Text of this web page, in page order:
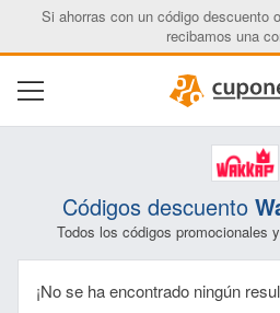
Si ahorras con un código descuento
recibamos una
Códigos descuento
Todos los códigos promocionales
¡No se ha encontrado ningún